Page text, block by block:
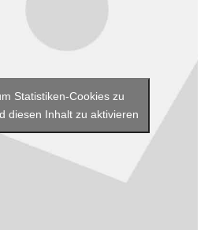
Statistiken-Cookies zu
diesen Inhalt zu aktivieren